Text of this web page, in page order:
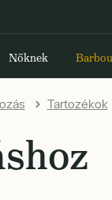
Nőknek
Tartozékok